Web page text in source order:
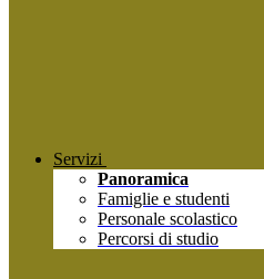
Servizi
Panoramica
Famiglie e studenti
Personale scolastico
Percorsi di studio